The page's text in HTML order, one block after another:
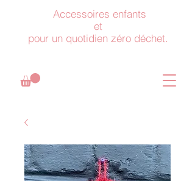
Accessoires enfants
et
pour un quotidien zéro déchet.